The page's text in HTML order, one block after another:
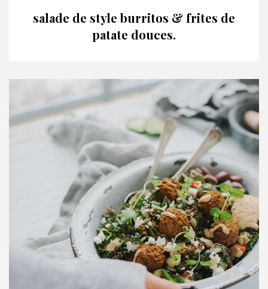
salade de style burritos & frites de
patate douces.